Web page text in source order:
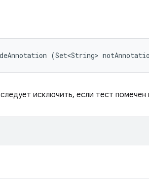
(Set<String>
исключить, если тест помечен